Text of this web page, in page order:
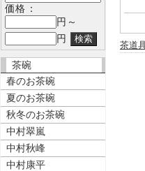
価格：
円～
円
茶碗
春のお茶碗
夏のお茶碗
秋冬のお茶碗
中村翠嵐
中村秋峰
中村康平
茶道